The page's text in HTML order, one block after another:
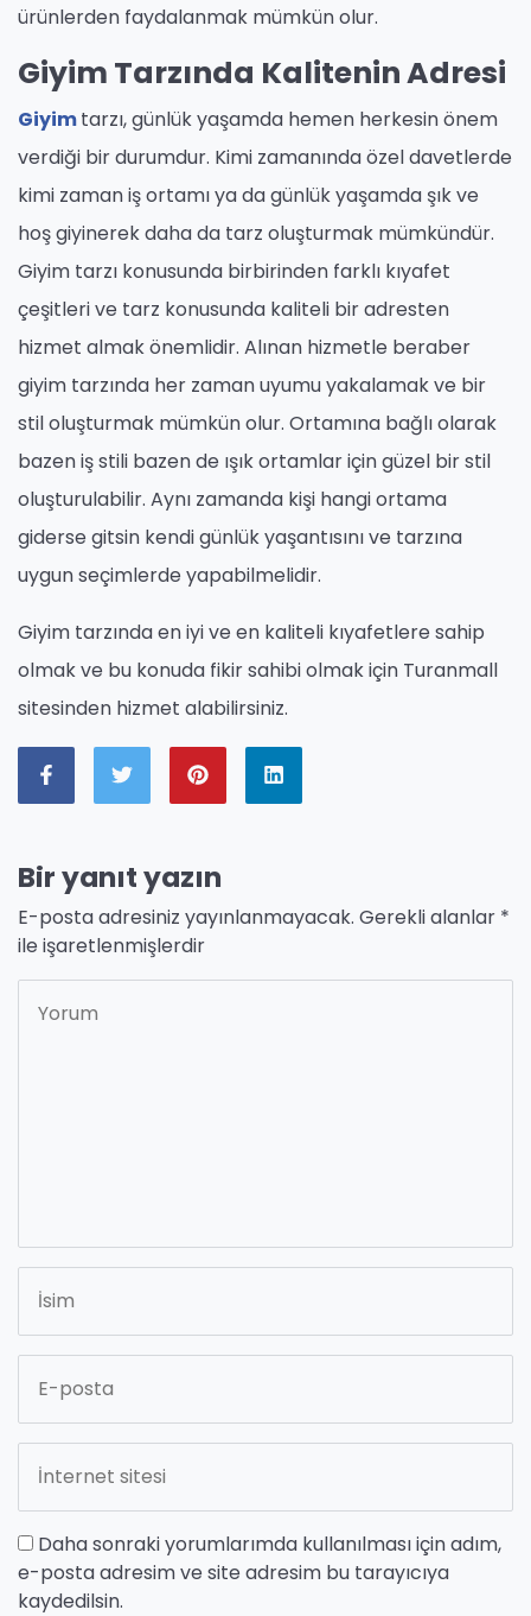
ürünlerden faydalanmak mümkün olur.
Giyim Tarzında Kalitenin Adresi
Giyimtarzı, günlük yaşamda hemen herkesin önem
verdiği bir durumdur. Kimi zamanında özel davetlerde
kimi zaman iş ortamı ya da günlük yaşamda şık ve
hoş giyinerek daha da tarz oluşturmak mümkündür.
Giyim tarzı konusunda birbirinden farklı kıyafet
çeşitleri ve tarz konusunda kaliteli bir adresten
hizmet almak önemlidir. Alınan hizmetle beraber
giyim tarzında her zaman uyumu yakalamak ve bir
stil oluşturmak mümkün olur. Ortamına bağlı olarak
bazen iş stili bazen de ışık ortamlar için güzel bir stil
oluşturulabilir. Aynı zamanda kişi hangi ortama
giderse gitsin kendi günlük yaşantısını ve tarzına
uygun seçimlerde yapabilmelidir.
Giyim tarzında en iyi ve en kaliteli kıyafetlere sahip
olmak ve bu konuda fikir sahibi olmak için Turanmall
sitesinden hizmet alabilirsiniz.
Bir yanıt yazın
E-posta adresiniz yayınlanmayacak. Gerekli alanlar *
ile işaretlenmişlerdir
Daha sonraki yorumlarımda kullanılması için adım,
e-posta adresim ve site adresim bu tarayıcıya
kaydedilsin.